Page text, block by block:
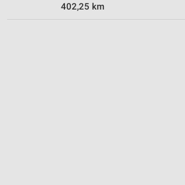
402,25 km